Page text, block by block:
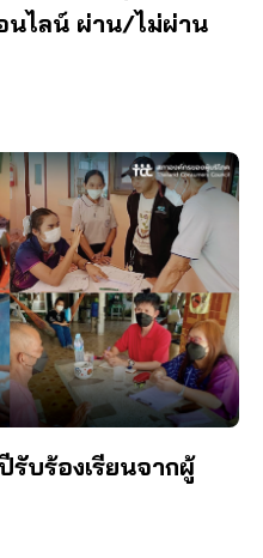
นไลน์ ผ่าน/ไม่ผ่าน
รับร้องเรียนจากผู้